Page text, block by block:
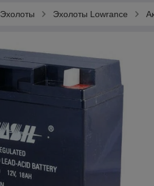
Эхолоты Эхолоты Lowrance